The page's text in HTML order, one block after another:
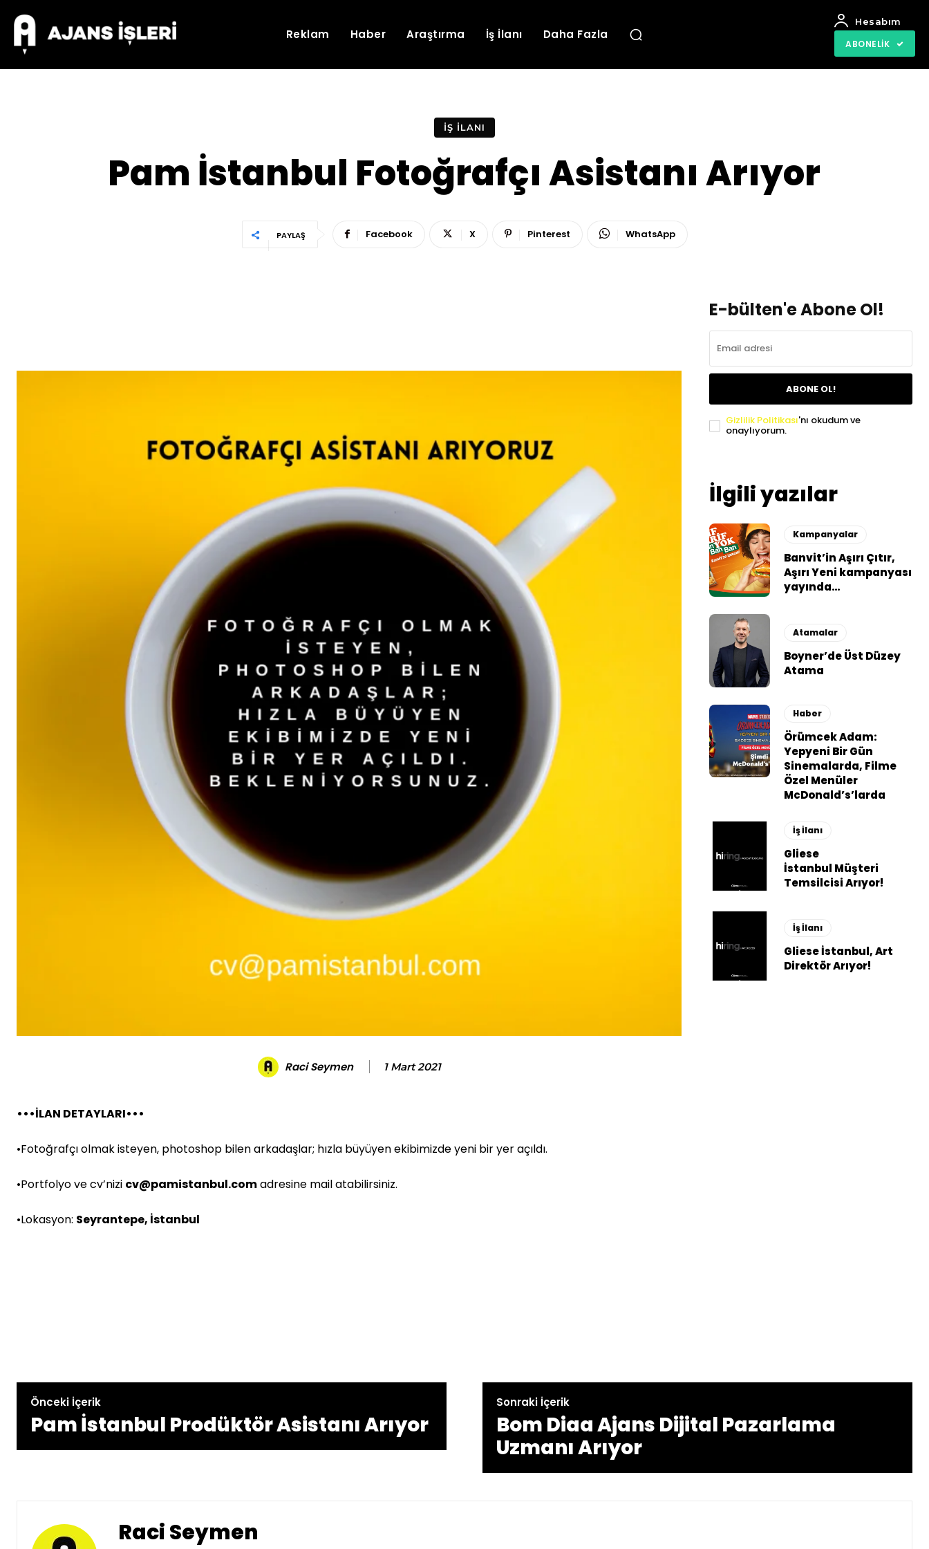
Reklam Haber Araştırma İş İlanı Daha Fazla
Hesabım
ABONELIK
İŞ İLANI
Pam İstanbul Fotoğrafçı Asistanı Arıyor
PAYLAŞ Facebook X Pinterest WhatsApp
Raci Seymen 1 Mart 2021
•••İLAN DETAYLARI•••
•Fotoğrafçı olmak isteyen, photoshop bilen arkadaşlar; hızla büyüyen ekibimizde yeni bir yer açıldı.
•Portfolyo ve cv’nizi cv@pamistanbul.comadresine mail atabilirsiniz.
•Lokasyon: Seyrantepe, İstanbul
E-bülten'e Abone Ol!
ABONE OL!
Gizlilik Politikası'nı okudum ve
onaylıyorum.
İlgili yazılar
Kampanyalar
Banvit’in Aşırı Çıtır,
Aşırı Yeni kampanyası
yayında…
Atamalar
Boyner’de Üst Düzey
Atama
Haber
Örümcek Adam:
Yepyeni Bir Gün
Sinemalarda, Filme
Özel Menüler
McDonald’s’larda
İş İlanı
Gliese
İstanbul Müşteri
Temsilcisi Arıyor!
İş İlanı
Gliese İstanbul, Art
Direktör Arıyor!
Önceki İçerik
Pam İstanbul Prodüktör Asistanı Arıyor
Sonraki İçerik
Bom Diaa Ajans Dijital Pazarlama
Uzmanı Arıyor
Raci Seymen